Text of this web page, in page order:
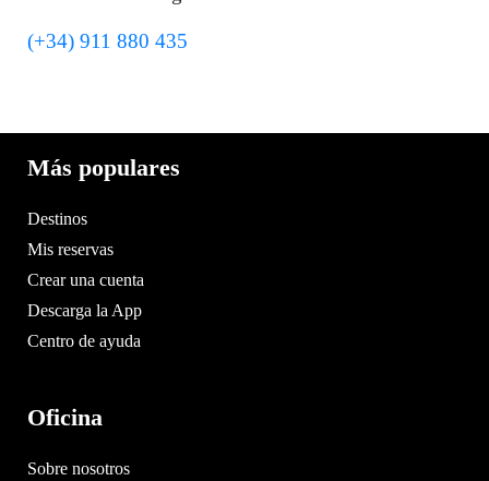
(+34) 911 880 435
Más populares
Destinos
Mis reservas
Crear una cuenta
Descarga la App
Centro de ayuda
Oficina
Sobre nosotros